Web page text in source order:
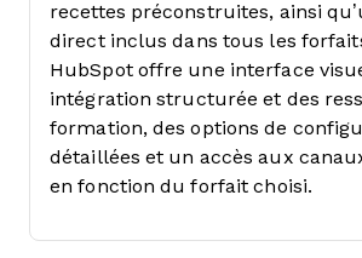
recettes préconstruites, ainsi
direct inclus dans tous les
HubSpot offre une interface
intégration structurée et des
formation, des options de
détaillées et un accès aux
en fonction du forfait choisi.